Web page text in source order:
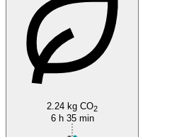
2.24 kg CO2
6 h 35 min